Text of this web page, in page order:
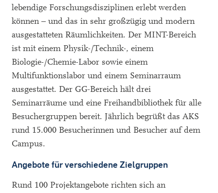
lebendige Forschungsdisziplinen erlebt werden
können – und das in sehr großzügig und modern
ausgestatteten Räumlichkeiten. Der MINT-Bereich
ist mit einem Physik-/Technik-, einem
Biologie-/Chemie-Labor sowie einem
Multifunktionslabor und einem Seminarraum
ausgestattet. Der GG-Bereich hält drei
Seminarräume und eine Freihandbibliothek für alle
Besuchergruppen bereit. Jährlich begrüßt das AKS
rund 15.000 Besucherinnen und Besucher auf dem
Campus.
Angebote für verschiedene Zielgruppen
Rund 100 Projektangebote richten sich an